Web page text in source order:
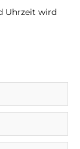
Uhrzeit wird